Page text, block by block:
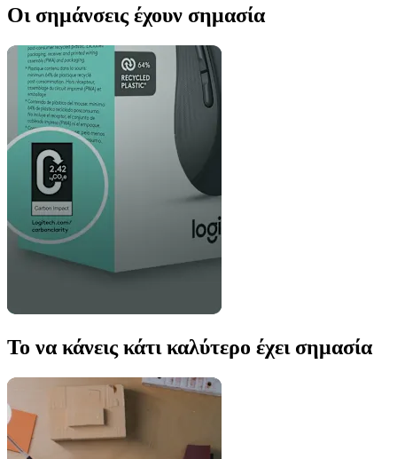
Οι σημάνσεις έχουν σημασία
Το να κάνεις κάτι καλύτερο έχει σημασία